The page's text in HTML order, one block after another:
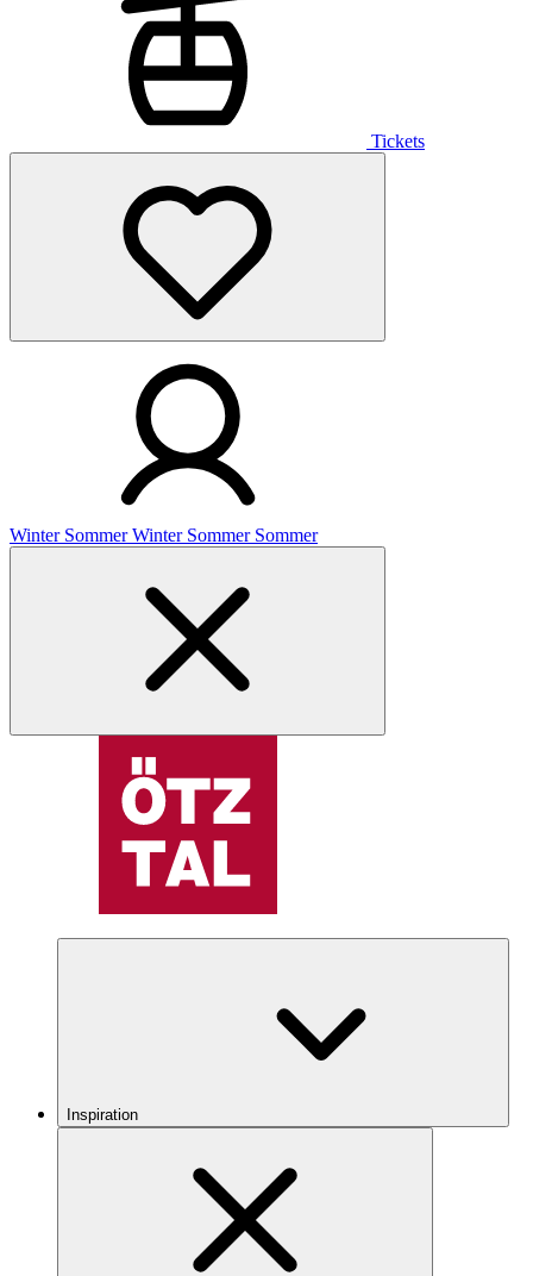
Tickets
Winter Sommer Winter Sommer Sommer
Inspiration